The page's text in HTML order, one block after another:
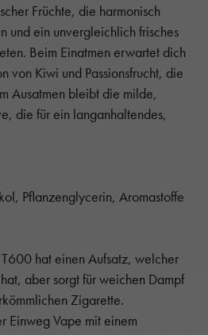
Früchte, die harmonisch
und ein unvergleichlich frisches
Beim Einatmen erwartet dich
von Kiwi und Passionsfrucht, die
Ausatmen bleibt die milde,
die für ein langanhaltendes,
Pflanzenglycerin, Aromastoffe
hat einen Aufsatz, welcher
aber sorgt für weichen Dampf
Zigarette.
Einweg Vape mit einem